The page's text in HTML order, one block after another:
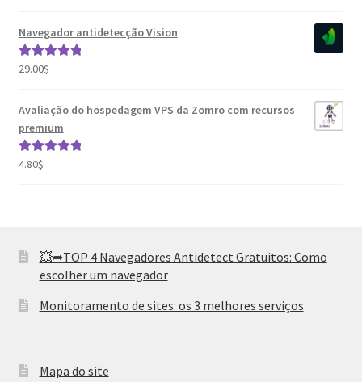
Navegador antidetecção Vision
Avaliação
29.00$
Avaliação do hospedagem VPS da Zomro com recursos
premium
Avaliação
4.80$
💥➦TOP 4 Navegadores Antidetect Gratuitos: Como
escolher um navegador
Monitoramento de sites: os 3 melhores serviços
Mapa do site